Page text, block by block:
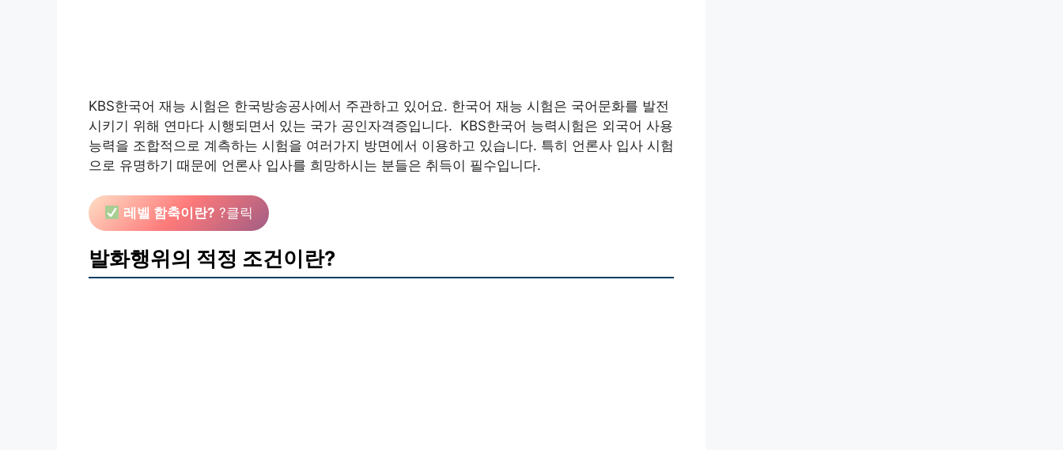
KBS한국어 재능 시험은 한국방송공사에서 주관하고 있어요. 한국어 재능 시험은 국어문화를 발전
시키기 위해 연마다 시행되면서 있는 국가 공인자격증입니다. ​ KBS한국어 능력시험은 외국어 사용
능력을 조합적으로 계측하는 시험을 여러가지 방면에서 이용하고 있습니다. 특히 언론사 입사 시험
으로 유명하기 때문에 언론사 입사를 희망하시는 분들은 취득이 필수입니다.
레벨 함축이란? ?클릭
발화행위의 적정 조건이란?